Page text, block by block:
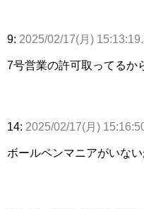
9: 2025/02/17(月)
7号営業の許可取ってるか
14: 2025/02/17(月)
ボールペンマニアがいない